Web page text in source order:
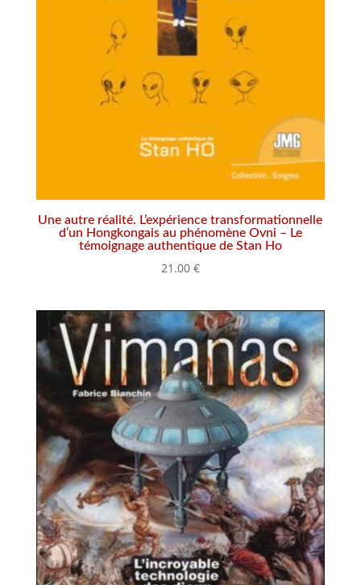
Une autre réalité. L’expérience transformationnelle
d’un Hongkongais au phénomène Ovni – Le
témoignage authentique de Stan Ho
21.00 €